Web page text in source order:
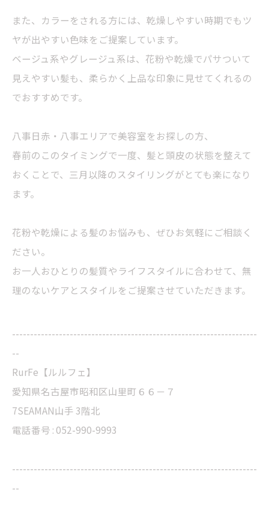
また、カラーをされる方には、乾燥しやすい時期でもツ
ヤが出やすい色味をご提案しています。
ベージュ系やグレージュ系は、花粉や乾燥でパサついて
見えやすい髪も、柔らかく上品な印象に見せてくれるの
でおすすめです。
八事日赤・八事エリアで美容室をお探しの方、
春前のこのタイミングで一度、髪と頭皮の状態を整えて
おくことで、三月以降のスタイリングがとても楽になり
ます。
花粉や乾燥による髪のお悩みも、ぜひお気軽にご相談く
ださい。
お一人おひとりの髪質やライフスタイルに合わせて、無
理のないケアとスタイルをご提案させていただきます。
--------------------------------------------------------------------
--
RurFe【ルルフェ】
愛知県名古屋市昭和区山里町６６－７
7SEAMAN山手 3階北
電話番号 : 052-990-9993
--------------------------------------------------------------------
--